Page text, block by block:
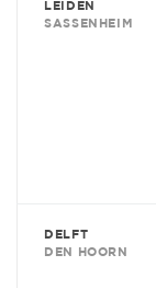
LEIDEN
SASSENHEIM
DELFT
DEN HOORN